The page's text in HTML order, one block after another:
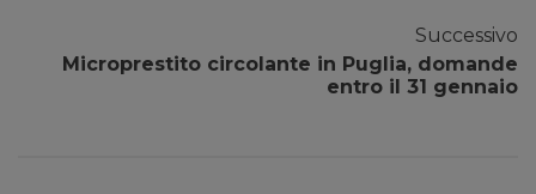
Successivo
Microprestito circolante in Puglia, domande
entro il 31 gennaio